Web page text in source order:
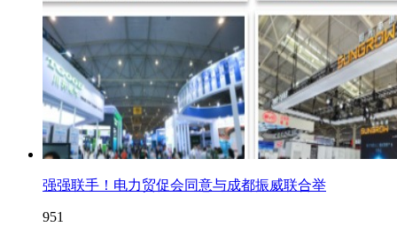
强强联手！电力贸促会同意与成都振威联合举
951